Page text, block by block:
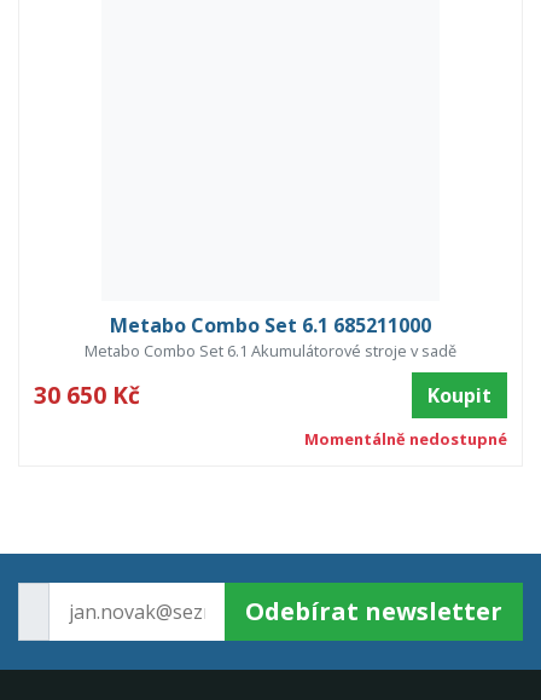
Metabo Combo Set 6.1 685211000
Metabo Combo Set 6.1 Akumulátorové stroje v sadě
30 650 Kč Koupit
Momentálně nedostupné
Odebírat newsletter